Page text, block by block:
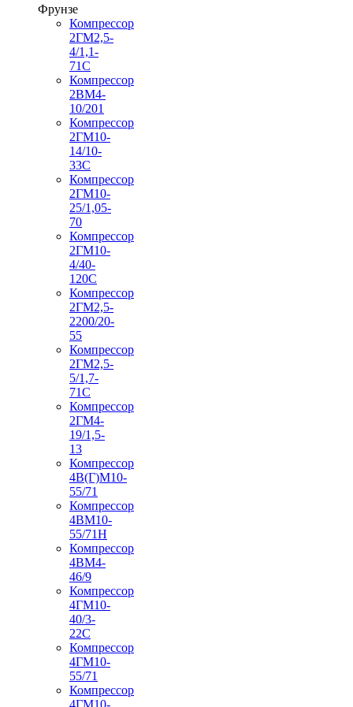
Фрунзе
Компрессор
2ГМ2,5-
4/1,1-
71С
Компрессор
2ВМ4-
10/201
Компрессор
2ГМ10-
14/10-
33С
Компрессор
2ГМ10-
25/1,05-
70
Компрессор
2ГМ10-
4/40-
120С
Компрессор
2ГМ2,5-
2200/20-
55
Компрессор
2ГМ2,5-
5/1,7-
71С
Компрессор
2ГМ4-
19/1,5-
13
Компрессор
4В(Г)М10-
55/71
Компрессор
4ВМ10-
55/71Н
Компрессор
4ВМ4-
46/9
Компрессор
4ГМ10-
40/3-
22С
Компрессор
4ГМ10-
55/71
Компрессор
4ГМ10-